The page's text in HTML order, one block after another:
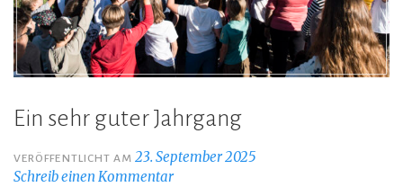
Ein sehr guter Jahrgang
VERÖFFENTLICHT AM23. September 2025
Schreib einen Kommentar